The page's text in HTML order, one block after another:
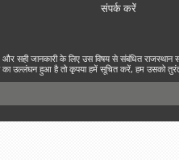
संपर्क करें
सही जानकारी के लिए उस विषय से संबंधित राजस्थान
का उल्लंघन हुआ है तो कृपया हमें सूचित करें, हम उसको